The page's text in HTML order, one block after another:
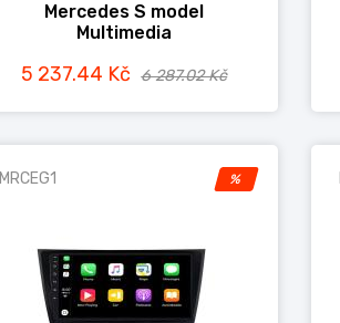
Mercedes S model
Multimedia
5 237.44 Kč 6 287.02 Kč
%
MRCEG1